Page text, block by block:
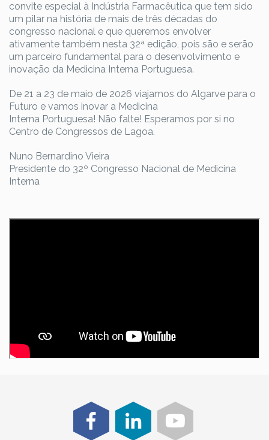
convite especial à Indústria Farmacêutica que tem sido
um pilar na história de mais de três décadas do
congresso nacional e que queremos envolver
ativamente também nesta 32ª edição, pois são e serão
um parceiro fundamental para o desenvolvimento e
inovação da Medicina Interna Portuguesa.
De 21 a 23 de maio de 2026 viajamos do Algarve para o
Futuro e vamos inovar a Medicina
Interna Portuguesa! Não falte! Esperamos por si no
Centro de Congressos de Lagoa.
Nuno Bernardino Vieira
Presidente do 32º Congresso Nacional de Medicina
Interna